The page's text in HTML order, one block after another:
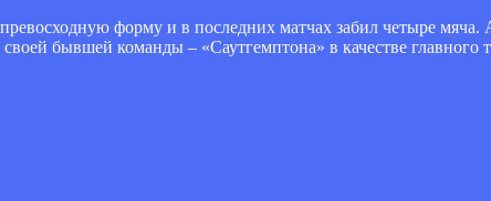
форму и в последних матчах забил четыре мяча.
бывшей команды – «Саутгемптона» в качестве главного